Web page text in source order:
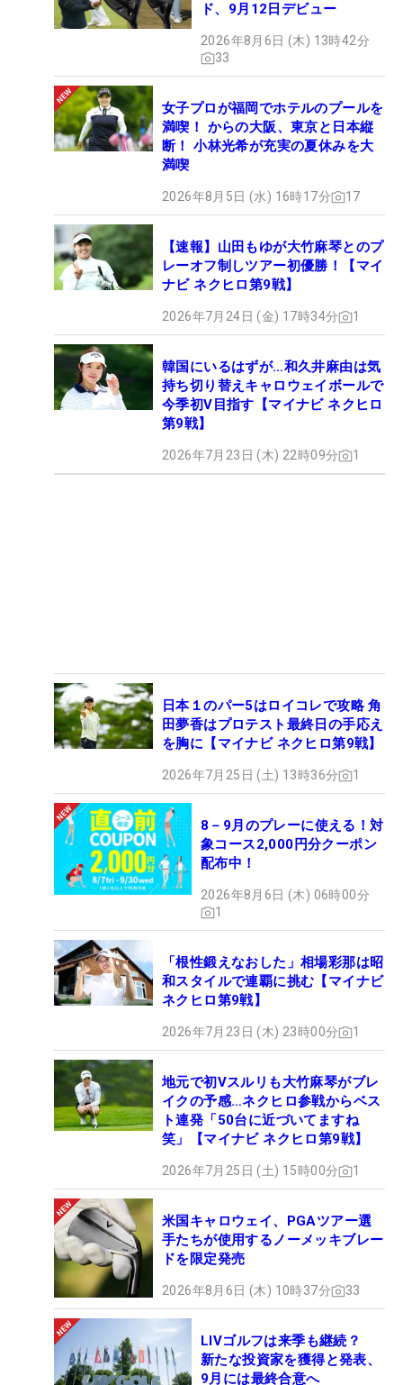
ド、9月12日デビュー
2026年8月6日 (木) 13時42分
33
女子プロが福岡でホテルのプールを
満喫！ からの大阪、東京と日本縦
断！ 小林光希が充実の夏休みを大
満喫
2026年8月5日 (水) 16時17分 17
【速報】山田もゆが大竹麻琴とのプ
レーオフ制しツアー初優勝！【マイ
ナビ ネクヒロ第9戦】
2026年7月24日 (金) 17時34分 1
韓国にいるはずが…和久井麻由は気
持ち切り替えキャロウェイボールで
今季初V目指す【マイナビ ネクヒロ
第9戦】
2026年7月23日 (木) 22時09分 1
日本１のパー5はロイコレで攻略 角
田夢香はプロテスト最終日の手応え
を胸に【マイナビ ネクヒロ第9戦】
2026年7月25日 (土) 13時36分 1
8－9月のプレーに使える！対
象コース2,000円分クーポン
配布中！
2026年8月6日 (木) 06時00分
1
「根性鍛えなおした」相場彩那は昭
和スタイルで連覇に挑む【マイナビ
ネクヒロ第9戦】
2026年7月23日 (木) 23時00分 1
地元で初Vスルリも大竹麻琴がブレ
イクの予感…ネクヒロ参戦からベス
ト連発「50台に近づいてますね
笑」【マイナビ ネクヒロ第9戦】
2026年7月25日 (土) 15時00分 1
米国キャロウェイ、PGAツアー選
手たちが使用するノーメッキブレー
ドを限定発売
2026年8月6日 (木) 10時37分 33
LIVゴルフは来季も継続？
新たな投資家を獲得と発表、
9月には最終合意へ